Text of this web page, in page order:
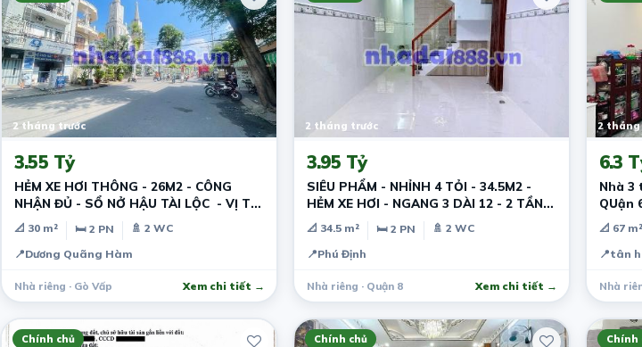
2 tháng trước
3.55 Tỷ
HẺM XE HƠI THÔNG - 26M2 - CÔNG
NHẬN ĐỦ - SỔ NỞ HẬU TÀI LỘC - VỊ TRÍ
ĐẸP
📐 30 m² 🛏 2 PN
🚿 2 WC
📍Dương Quãng Hàm
Nhà riêng · Gò Vấp Xem chi tiết →
2 tháng trước
3.95 Tỷ
SIÊU PHẨM - NHỈNH 4 TỎI - 34.5M2 -
HẺM XE HƠI - NGANG 3 DÀI 12 - 2 TẦNG
- 2PN,2WC
📐 34.5 m² 🛏 2 PN
🚿 2 WC
📍Phú Định
Nhà riêng · Quận 8 Xem chi tiết →
2 tháng
6.3
Nhà 3
QUận
📐 67 m²
📍tân
Nhà
Chính chủ Chính chủ Chính